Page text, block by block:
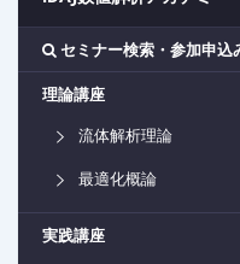
セミナー検索・参加申込
理論講座
流体解析理論
最適化概論
実践講座